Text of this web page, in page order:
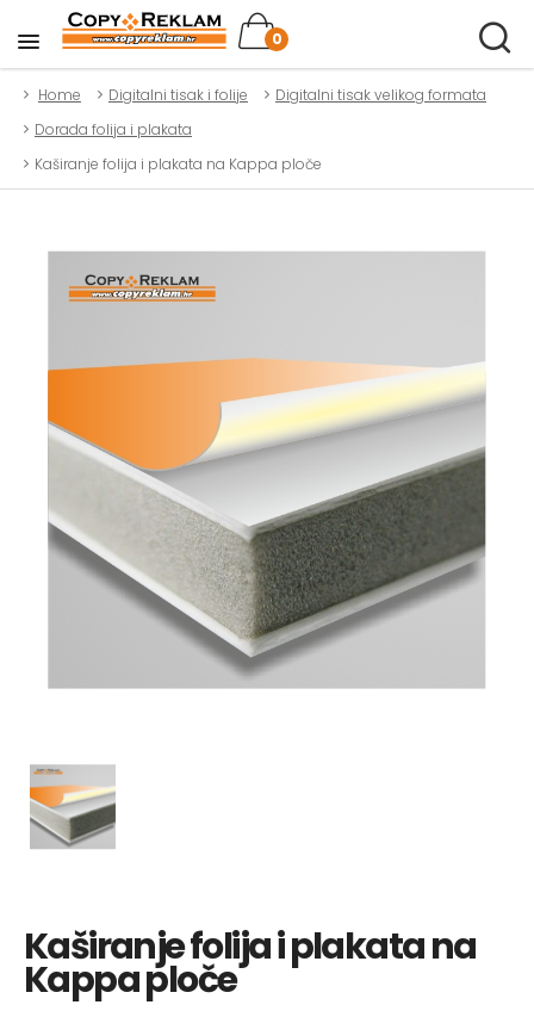
0
Home Digitalni tisak i folije
Digitalni tisak velikog formata
Dorada folija i plakata
Kaširanje folija i plakata na Kappa ploče
Kaširanje folija i plakata na
Kappa ploče